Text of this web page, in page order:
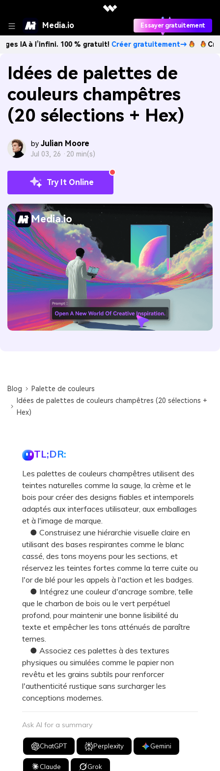
Media.io Essayer gratuitement
l’infini. 100 % gratuit!Créer gratuitement→ Créez des
Idées de palettes de
couleurs champêtres
(20 sélections + Hex)
by Julian Moore
Jul 03, 26 · 20 min(s)
Try It Online
Media.io
Blog
Palette de couleurs
Idées de palettes de couleurs champêtres (20 sélections +
Hex)
TL;DR:
Les palettes de couleurs champêtres utilisent des
teintes naturelles comme la sauge, la crème et le
bois pour créer des designs fiables et intemporels
adaptés aux interfaces utilisateur, aux emballages
et à l'image de marque.
● Construisez une hiérarchie visuelle claire en
utilisant des bases respirantes comme le blanc
cassé, des tons moyens pour les sections, et
réservez les teintes fortes comme la terre cuite ou
l'or de blé pour les appels à l'action et les badges.
● Intégrez une couleur d'ancrage sombre, telle
que le charbon de bois ou le vert perpétuel
profond, pour maintenir une bonne lisibilité du
texte et empêcher les tons atténués de paraître
ternes.
● Associez ces palettes à des textures
physiques ou simulées comme le papier non
revêtu et les grains subtils pour renforcer
l'authenticité rustique sans surcharger les
conceptions modernes.
Ask AI for a summary
ChatGPT Perplexity Gemini
Claude Grok